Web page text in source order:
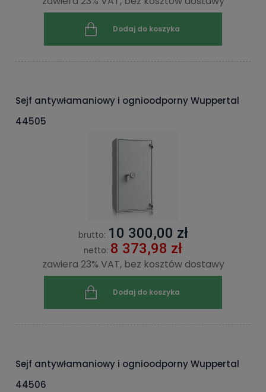
Dodaj do koszyka
Sejf antywłamaniowy i ognioodporny Wuppertal
44505
brutto: 10 300,00 zł
netto: 8 373,98 zł
zawiera 23% VAT, bez kosztów dostawy
Dodaj do koszyka
Sejf antywłamaniowy i ognioodporny Wuppertal
44506